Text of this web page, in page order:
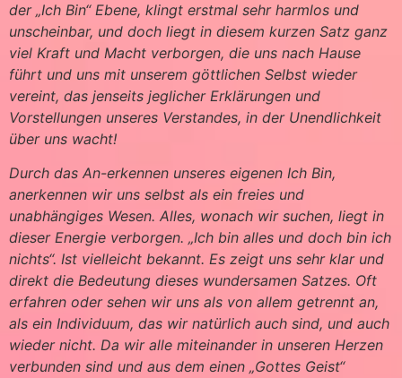
der „Ich Bin“ Ebene, klingt erstmal sehr harmlos und
unscheinbar, und doch liegt in diesem kurzen Satz ganz
viel Kraft und Macht verborgen, die uns nach Hause
führt und uns mit unserem göttlichen Selbst wieder
vereint, das jenseits jeglicher Erklärungen und
Vorstellungen unseres Verstandes, in der Unendlichkeit
über uns wacht!
Durch das An-erkennen unseres eigenen Ich Bin,
anerkennen wir uns selbst als ein freies und
unabhängiges Wesen. Alles, wonach wir suchen, liegt in
dieser Energie verborgen. „Ich bin alles und doch bin ich
nichts“. Ist vielleicht bekannt. Es zeigt uns sehr klar und
direkt die Bedeutung dieses wundersamen Satzes. Oft
erfahren oder sehen wir uns als von allem getrennt an,
als ein Individuum, das wir natürlich auch sind, und auch
wieder nicht. Da wir alle miteinander in unseren Herzen
verbunden sind und aus dem einen „Gottes Geist“